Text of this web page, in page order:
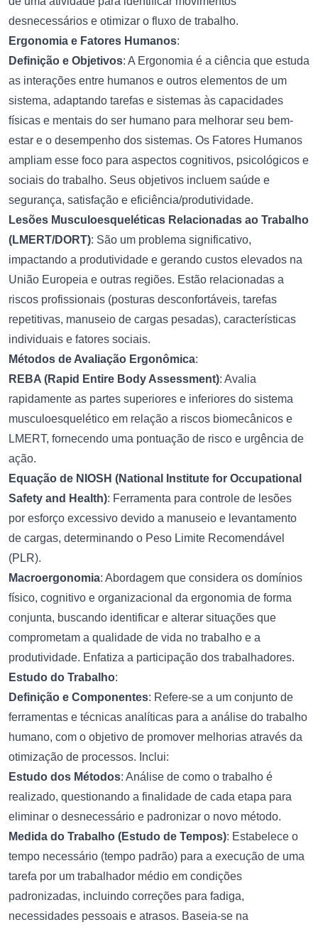
desnecessários e otimizar o fluxo de trabalho.
Ergonomia e Fatores Humanos:
Definição e Objetivos: A Ergonomia é a ciência que estuda
as interações entre humanos e outros elementos de um
sistema, adaptando tarefas e sistemas às capacidades
físicas e mentais do ser humano para melhorar seu bem-
estar e o desempenho dos sistemas. Os Fatores Humanos
ampliam esse foco para aspectos cognitivos, psicológicos e
sociais do trabalho. Seus objetivos incluem saúde e
segurança, satisfação e eficiência/produtividade.
Lesões Musculoesqueléticas Relacionadas ao Trabalho
(LMERT/DORT): São um problema significativo,
impactando a produtividade e gerando custos elevados na
União Europeia e outras regiões. Estão relacionadas a
riscos profissionais (posturas desconfortáveis, tarefas
repetitivas, manuseio de cargas pesadas), características
individuais e fatores sociais.
Métodos de Avaliação Ergonômica:
REBA (Rapid Entire Body Assessment): Avalia
rapidamente as partes superiores e inferiores do sistema
musculoesquelético em relação a riscos biomecânicos e
LMERT, fornecendo uma pontuação de risco e urgência de
ação.
Equação de NIOSH (National Institute for Occupational
Safety and Health): Ferramenta para controle de lesões
por esforço excessivo devido a manuseio e levantamento
de cargas, determinando o Peso Limite Recomendável
(PLR).
Macroergonomia: Abordagem que considera os domínios
físico, cognitivo e organizacional da ergonomia de forma
conjunta, buscando identificar e alterar situações que
comprometam a qualidade de vida no trabalho e a
produtividade. Enfatiza a participação dos trabalhadores.
Estudo do Trabalho:
Definição e Componentes: Refere-se a um conjunto de
ferramentas e técnicas analíticas para a análise do trabalho
humano, com o objetivo de promover melhorias através da
otimização de processos. Inclui:
Estudo dos Métodos: Análise de como o trabalho é
realizado, questionando a finalidade de cada etapa para
eliminar o desnecessário e padronizar o novo método.
Medida do Trabalho (Estudo de Tempos): Estabelece o
tempo necessário (tempo padrão) para a execução de uma
tarefa por um trabalhador médio em condições
padronizadas, incluindo correções para fadiga,
necessidades pessoais e atrasos. Baseia-se na